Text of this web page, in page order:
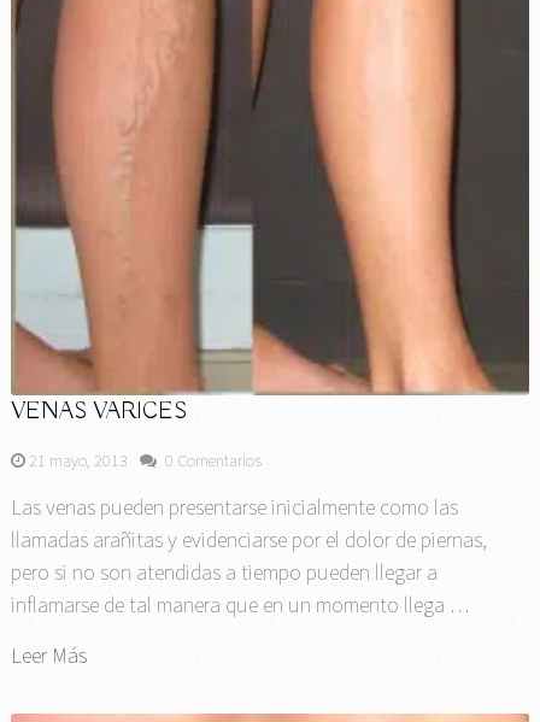
VENAS VARICES
21 mayo, 2013 0 Comentarios
Las venas pueden presentarse inicialmente como las
llamadas arañitas y evidenciarse por el dolor de piernas,
pero si no son atendidas a tiempo pueden llegar a
inflamarse de tal manera que en un momento llega …
Leer Más